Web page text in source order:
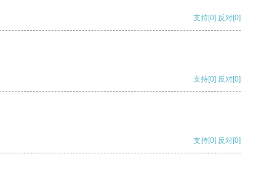
支持[0] 反对[0]
支持[0] 反对[0]
支持[0] 反对[0]